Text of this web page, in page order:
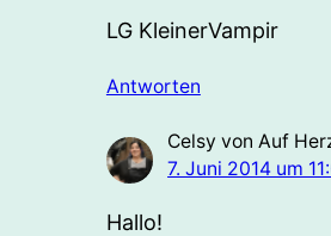
LG KleinerVampir
Antworten
Celsy von Auf
7. Juni 2014 um
Hallo!